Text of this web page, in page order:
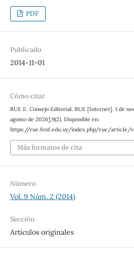
PDF
Publicado
2014-11-01
Cómo citar
RUE E. Consejo Editorial. RUE [Internet]. 1 de
agosto de 2026];9(2). Disponible en:
https://rue.fenf.edu.uy/index.php/rue/article/
Más formatos de cita
Número
Vol. 9 Núm. 2 (2014)
Sección
Artículos originales